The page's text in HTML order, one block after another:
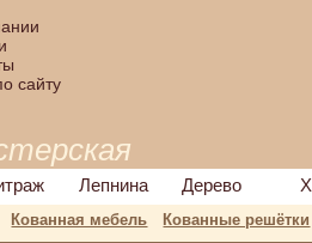
сайту
Лепнина Дерево
Кованная мебель
Кованные решётки